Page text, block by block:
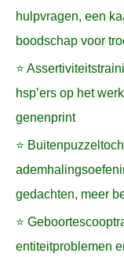
hulpvragen, een
boodschap voor
⭐
hsp’ers op het
genenprint
⭐
gedachten, meer
⭐
entiteitproblemen